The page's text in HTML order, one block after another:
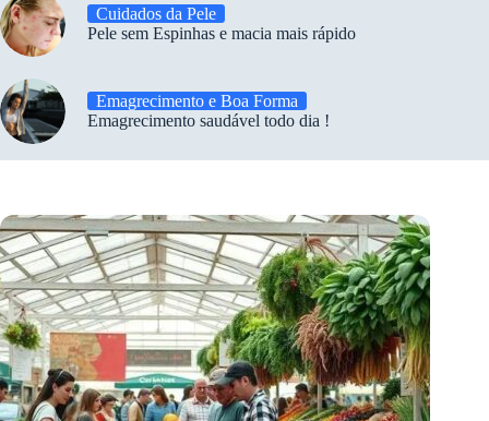
Cuidados da Pele
Pele sem Espinhas e macia mais rápido
Emagrecimento e Boa Forma
Emagrecimento saudável todo dia !